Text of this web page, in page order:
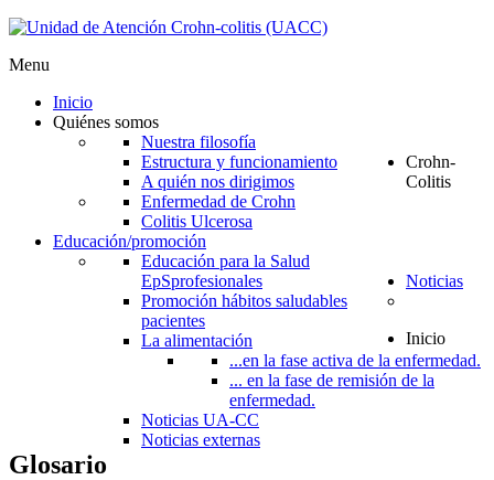
Menu
Inicio
Quiénes somos
Nuestra filosofía
Estructura y funcionamiento
A quién nos dirigimos
Crohn-
Colitis
Enfermedad de Crohn
Colitis Ulcerosa
Educación/promoción
Educación para la Salud
EpSprofesionales
Promoción hábitos saludables
pacientes
La alimentación
...en la fase activa de la enfermedad.
... en la fase de remisión de la
enfermedad.
Noticias
Noticias UA-CC
Noticias externas
Inicio
Glosario